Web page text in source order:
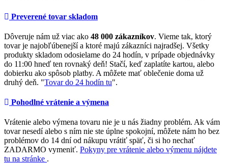
Preverené tovar skladom
Dôveruje nám už viac ako 48 000 zákazníkov. Vieme tak, ktorý
tovar je najobľúbenejší a ktoré majú zákazníci najradšej. Všetky
produkty skladom odosielame do 24 hodín, v prípade objednávky
do 11:00 hneď ten rovnaký deň! Stačí, keď zaplatíte kartou, alebo
dobierku ako spôsob platby. A môžete mať oblečenie doma už
druhý deň. "Tovar do 24 hodín tu".
Pohodlné vrátenie a výmena
Vrátenie alebo výmena tovaru nie je u nás žiadny problém. Ak vám
tovar nesedí alebo s ním nie ste úplne spokojní, môžete nám ho bez
problémov do 14 dní od nákupu vrátiť späť, či si ho nechať
ZADARMO vymeniť. Pokyny pre vrátenie alebo výmenu nájdete
tu na stránke .